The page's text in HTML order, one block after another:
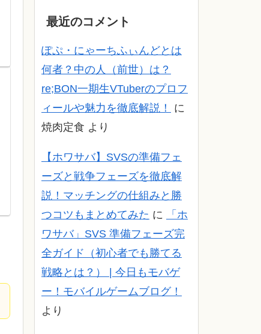
最近のコメント
ぽぷ・にゃーちふぃんどとは
何者？中の人（前世）は？
re;BON一期生VTuberのプロフ
ィールや魅力を徹底解説！
に
焼肉定食 より
【ホワサバ】SVSの準備フェ
ーズと戦争フェーズを徹底解
説！マッチングの仕組みと勝
つコツもまとめてみた に
「ホ
ワサバ」SVS 準備フェーズ完
全ガイド（初心者でも勝てる
戦略とは？） | 今日もモバゲ
ー！モバイルゲームブログ！
より